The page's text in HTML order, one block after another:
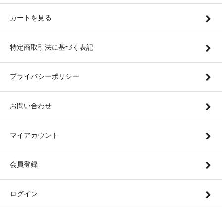
カートを見る
特定商取引法に基づく表記
プライバシーポリシー
お問い合わせ
マイアカウント
会員登録
ログイン